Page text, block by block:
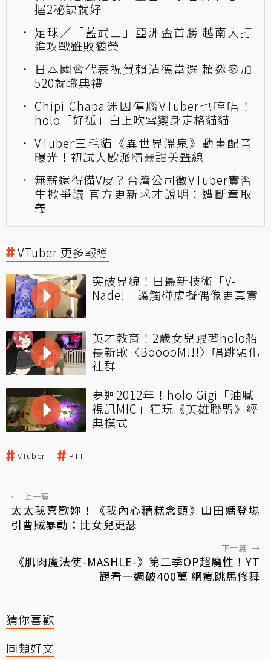
握2秘訣就好
足球／「藍武士」亞洲盃首勝 越南大打
進攻戰雖敗猶榮
日本國會代表祝賀賴清德當選 賴邀參加
520就職典禮
Chipi Chapa迷因傳腦VTuber也哼唱！
holo「好狐」白上吹雪變身定格貓貓
VTuber三毛貓《異世界溫泉》動畫配音
曝光！初試大歐派精靈甜美聲線
無薪還得備V皮？台灣公司徵VTuber實習
生掀爭議 官方更新求才說明：遭斷章取
義
VTuber 更多報導
突破界線！日最新技術「V-
Nade!」讓觸碰虛擬偶像更真實
英才教育！2歲女兒跟著holo船
長新歌〈BooooM!!!〉唱跳融化
社群
夢迴2012年！holo Gigi「油膩
視訊MIC」狂玩《英雄聯盟》經
典模式
VTuber PTT
← 上一篇
太太我喜歡妳！《我內心糟糕念頭》山田媽登場
引曹賊暴動：比女兒更瑟
下一篇 →
《肌肉魔法使-MASHLE-》第二季OP超魔性！YT
觀看一週破400萬 網瘋跳馬修舞
猜你喜歡
同類好文